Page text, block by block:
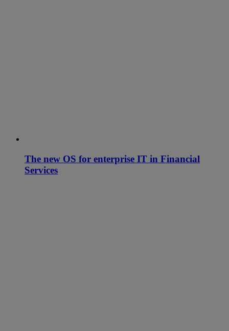
The new OS for enterprise IT in Financial
Services